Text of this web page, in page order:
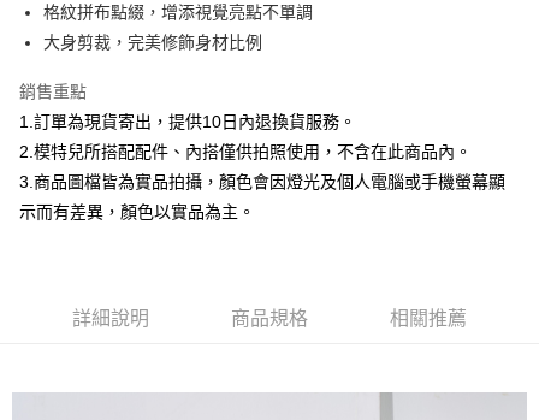
國泰世華商業銀行
兆豐國際商業銀行
臺灣中小企業銀行
聯邦商業銀行
元大商業銀行
永豐商業銀行
台新國際商業銀行
中國信託商業銀行
台灣樂天信用卡公司
Apple Pay
悠遊付
Google Pay
全盈+PAY
【大哥付你分期使用說明】
1.本服務由台灣大哥大提供，台灣大哥大用戶可立即使用無須另外申請。
成交易。
AFTEE先享後付
格紋拼布點綴，增添視覺亮點不單調
大身剪裁，完美修飾身材比例
銷售重點
1.訂單為現貨寄出，提供10日內退換貨服務。
2.模特兒所搭配配件、內搭僅供拍照使用，不含在此商品內。
3.商品圖檔皆為實品拍攝，顏色會因燈光及個人電腦或手機螢幕顯
示而有差異，顏色以實品為主。
詳細說明 商品規格 相關推薦